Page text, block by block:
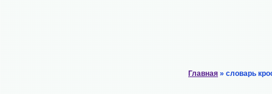
Главная » словарь